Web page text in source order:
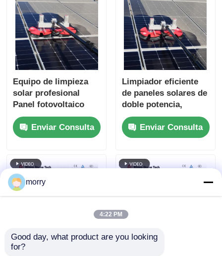
Equipo de limpieza
solar profesional
Panel fotovoltaico
eléctrico
Enviar Consulta
Limpiador eficiente
de paneles solares de
doble potencia,
cepillo de limpieza
giratorio con poste
alimentado con agua
Enviar Consulta
morry
4:22 PM
Good day, what product are you looking
for?